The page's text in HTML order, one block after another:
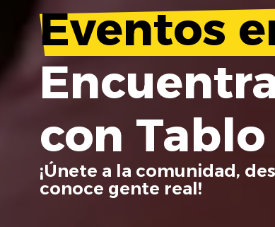
Eventos
con Tablo
¡Únete a la comunidad,
conoce gente real!